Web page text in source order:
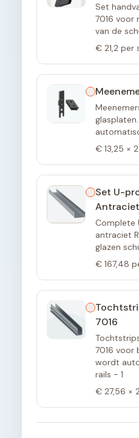
Set
7016 voor
van de
€ 21,2 per
€ 13,25 × 2
Set U-
Antraciet
Complete
antraciet
glazen
€ 167,48
7016
7016 voor
wordt
rails - 1
€ 27,56 ×